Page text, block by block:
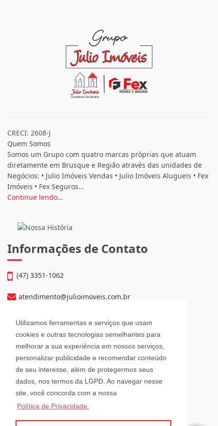
Utilizamos ferramentas e serviços que usam
cookies e outras tecnologias semelhantes para
melhorar a sua experiência em nossos serviços,
personalizar publicidade e recomendar conteúdo
de seu interesse, além de protegermos seus
dados, nos termos da LGPD. Ao navegar nesse
site, você concorda com a nossa
Política de Privacidade.
CRECI: 2608-J
Quem Somos
Somos um Grupo com quatro marcas próprias que atuam
diretamente em Brusque e Região através das unidades de
Negócios: • Julio Imóveis Vendas • Julio Imóveis Alugueis • Fex
Imóveis • Fex Seguros...
Continue lendo...
Informações de Contato
(47) 3351-1062
atendimento@julioimoveis.com.br
Avenida Hugo Schlösser, 69, Jardim Maluche
CEP: 88354-300
Horário de Atendimento
Segunda a Sexta-Feira
08h00 - 12h00 e 13h30 - 18h00
Sábado